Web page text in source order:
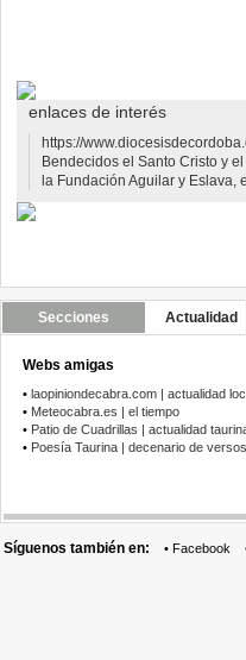
enlaces de interés
https://
Bendecidos el Santo Cristo y
la Fundación Aguilar y Eslava,
Secciones Actualidad
Webs amigas
• laopiniondecabra.com | actualidad
• Meteocabra.es | el tiempo
• Patio de Cuadrillas | actualidad
• Poesía Taurina | decenario de
Síguenos también en: • Facebook